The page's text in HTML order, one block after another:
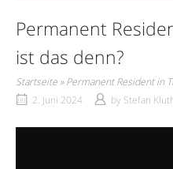
Permanent
ist das denn?
Startseite »Permanent Resident in
2. Juni 2024
by Stefan